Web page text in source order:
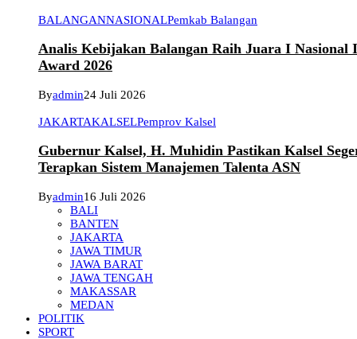
BALANGANNASIONALPemkab Balangan
Analis Kebijakan Balangan Raih Juara I Nasional
Award 2026
Byadmin24 Juli 2026
JAKARTAKALSELPemprov Kalsel
Gubernur Kalsel, H. Muhidin Pastikan Kalsel
Terapkan Sistem Manajemen Talenta ASN
Byadmin16 Juli 2026
BALI
BANTEN
JAKARTA
JAWA TIMUR
JAWA BARAT
JAWA TENGAH
MAKASSAR
MEDAN
POLITIK
SPORT